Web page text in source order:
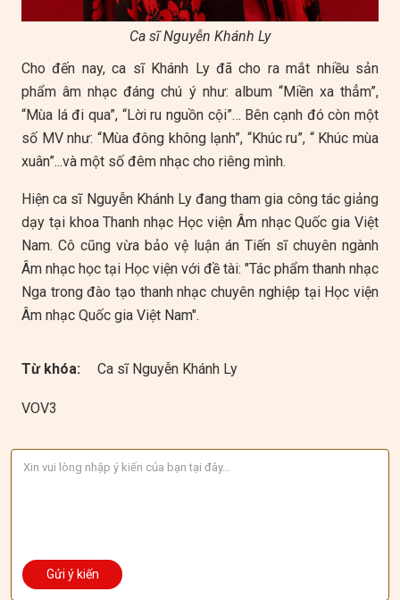
Ca sĩ Nguyễn Khánh Ly
Cho đến nay, ca sĩ Khánh Ly đã cho ra mắt nhiều sản
phẩm âm nhạc đáng chú ý như: album “Miền xa thẳm”,
“Mùa lá đi qua”, “Lời ru nguồn cội”… Bên cạnh đó còn một
số MV như: “Mùa đông không lạnh”, “Khúc ru”, “ Khúc mùa
xuân”...và một số đêm nhạc cho riêng mình.
Hiện ca sĩ Nguyễn Khánh Ly đang tham gia công tác giảng
dạy tại khoa Thanh nhạc Học viện Âm nhạc Quốc gia Việt
Nam. Cô cũng vừa bảo vệ luận án Tiến sĩ chuyên ngành
Âm nhạc học tại Học viện với đề tài: "Tác phẩm thanh nhạc
Nga trong đào tạo thanh nhạc chuyên nghiệp tại Học viện
Âm nhạc Quốc gia Việt Nam".
Từ khóa: Ca sĩ Nguyễn Khánh Ly
VOV3